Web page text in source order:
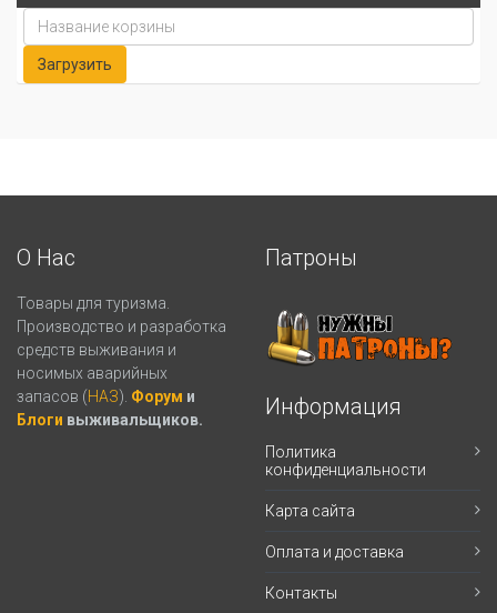
О Нас
Товары для туризма.
Производство и разработка
средств выживания и
носимых аварийных
запасов (НАЗ). Форум и
Блоги выживальщиков.
Патроны
Информация
Политика
конфиденциальности
Карта сайта
Оплата и доставка
Контакты